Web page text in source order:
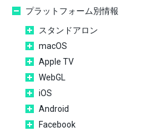
プラットフォーム別情報
スタンドアロン
macOS
Apple TV
WebGL
iOS
Android
Facebook